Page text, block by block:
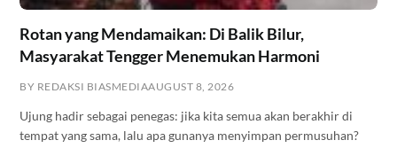
Rotan yang Mendamaikan: Di Balik Bilur,
Masyarakat Tengger Menemukan Harmoni
BY REDAKSI BIASMEDIAAUGUST 8, 2026
Ujung hadir sebagai penegas: jika kita semua akan berakhir di
tempat yang sama, lalu apa gunanya menyimpan permusuhan?